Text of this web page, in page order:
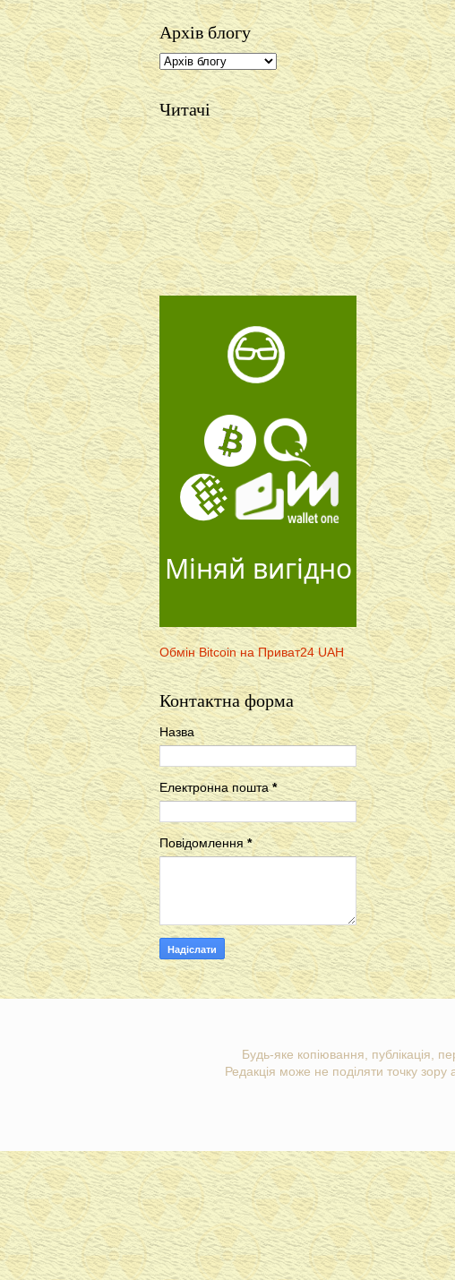
Архів блогу
Читачі
Міняй вигідно
Обмін Bitcoin на Приват24 UAH
Контактна форма
Назва
Електронна пошта*
Повідомлення*
Будь-яке копіювання, публікація,
Редакція може не поділяти точку зору